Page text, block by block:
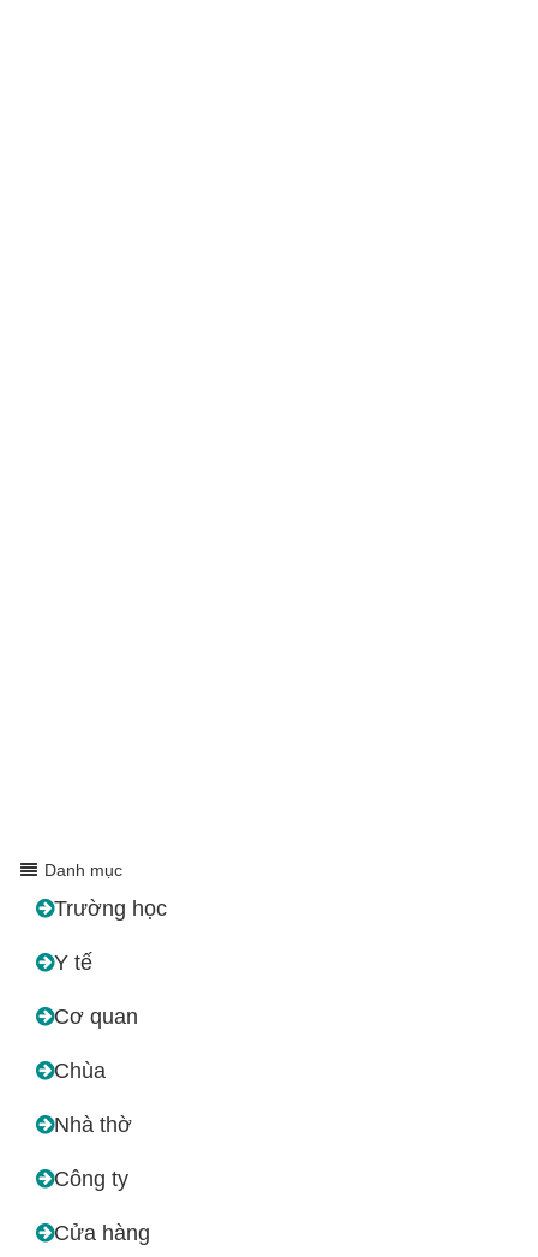
Danh mục
Trường học
Y tế
Cơ quan
Chùa
Nhà thờ
Công ty
Cửa hàng